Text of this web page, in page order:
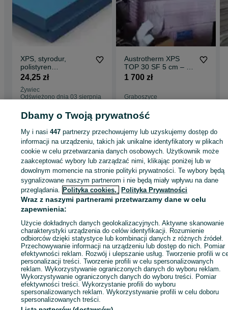
XPS, styrodur,
polistyren
ekstrudowany Hoch,
Ravago, Sytnhos,
Swisspor,
Austrotherm, różne
fundamentów, izolacja
wodoodporny
24,25 zł
Żywiec
Odświeżono dnia 03 sierpnia
Austrotherm XPS
TOP 30 SF 5 cm – 7
paczek, 42 m², nowy
1 700 zł
Graboszyce
Strona główna Budowa i Remont Ściany i elewacje Izolacje
Styropian
Styropian - Śląskie
Styropian - Bielsko-Biała
KATEGORIA
ID:814759906 Wyświetlenia:
Zadzwoń / SMS Wyślij wiadomość
Dbamy o Twoją prywatność
My i nasi447 partnerzy przechowujemy lub uzyskujemy dostęp do
informacji na urządzeniu, takich jak unikalne identyfikatory w plikach
cookie w celu przetwarzania danych osobowych. Użytkownik może
zaakceptować wybory lub zarządzać nimi, klikając poniżej lub w
dowolnym momencie na stronie polityki prywatności. Te wybory będą
sygnalizowane naszym partnerom i nie będą miały wpływu na dane
przeglądania. Polityka cookies, Polityka Prywatności
Wraz z naszymi partnerami przetwarzamy dane w celu
zapewnienia:
Użycie dokładnych danych geolokalizacyjnych. Aktywne skanowanie
charakterystyki urządzenia do celów identyfikacji. Rozumienie
odbiorców dzięki statystyce lub kombinacji danych z różnych źródeł.
Przechowywanie informacji na urządzeniu lub dostęp do nich. Pomiar
efektywności reklam. Rozwój i ulepszanie usług. Tworzenie profili w
personalizacji treści. Tworzenie profili w celu spersonalizowanych
reklam. Wykorzystywanie ograniczonych danych do wyboru reklam.
Wykorzystywanie ograniczonych danych do wyboru treści. Pomiar
efektywności treści. Wykorzystanie profili do wyboru
spersonalizowanych reklam. Wykorzystywanie profili w celu doboru
spersonalizowanych treści.